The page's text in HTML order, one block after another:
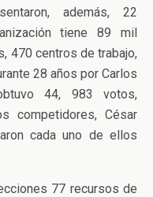
además, 22
tiene 89 mil
470 centros de trabajo,
28 años por Carlos
44, 983 votos,
competidores, César
cada uno de ellos
77 recursos de